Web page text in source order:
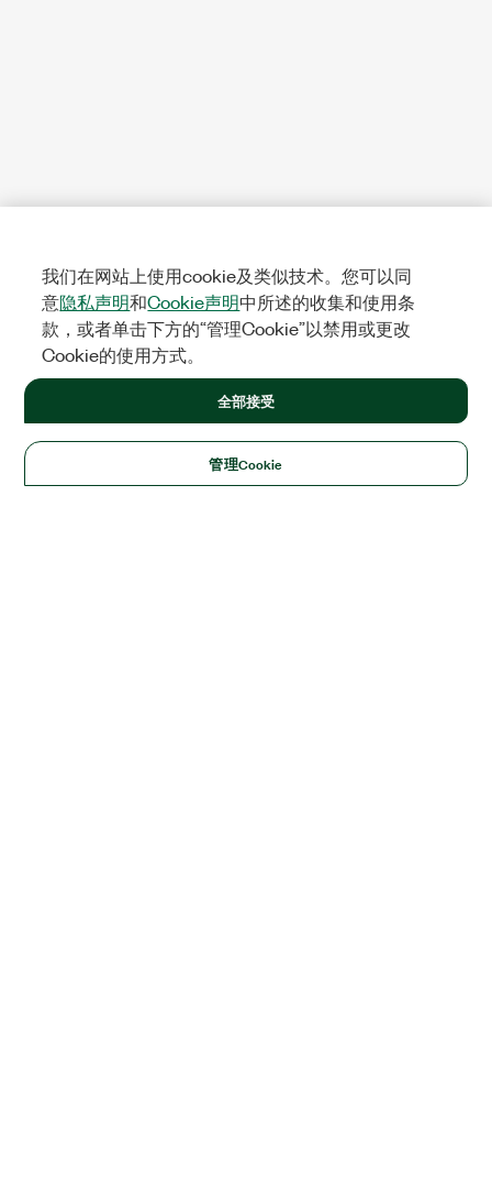
我们在网站上使用cookie及类似技术。您可以同
意隐私声明和Cookie声明中所述的收集和使用条
款，或者单击下方的“管理Cookie”以禁用或更改
Cookie的使用方式。
管理Cookie
全部接受